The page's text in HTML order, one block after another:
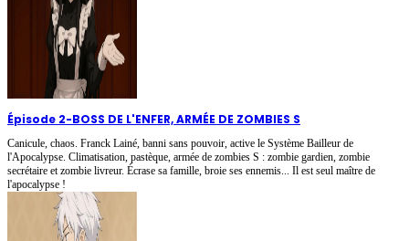
Épisode 2-BOSS DE L'ENFER, ARMÉE DE ZOMBIES S
Canicule, chaos. Franck Lainé, banni sans pouvoir, active le Système Bailleur de
l'Apocalypse. Climatisation, pastèque, armée de zombies S : zombie gardien, zombie
secrétaire et zombie livreur. Écrase sa famille, broie ses ennemis... Il est seul maître de
l'apocalypse !